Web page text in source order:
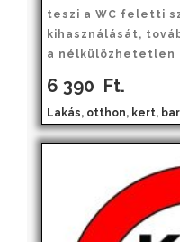
teszi a WC feletti
kihasználását,
a nélkülözhetetlen
6 390 Ft.
Lakás, otthon, kert,